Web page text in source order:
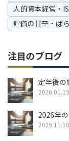
人的資本経営・
評価の甘辛・ば
注目のブログ
定年後の
2026.01.15
2026年
2025.11.10